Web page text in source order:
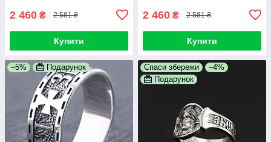
2 460 ₴ 2 581 ₴
Купити
2 460 ₴ 2 581 ₴
Купити
–5% Подарунок Спаси збережи
–4%
Подарунок